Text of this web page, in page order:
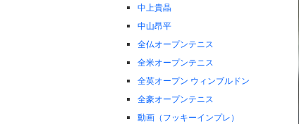
中上貴晶
中山昂平
全仏オープンテニス
全米オープンテニス
全英オープン ウィンブルドン
全豪オープンテニス
動画（フッキーインプレ）